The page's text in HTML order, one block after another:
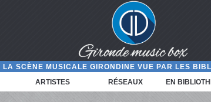
LA SCÈNE MUSICALE GIRONDINE VUE PAR LES
ARTISTES RÉSEAUX EN